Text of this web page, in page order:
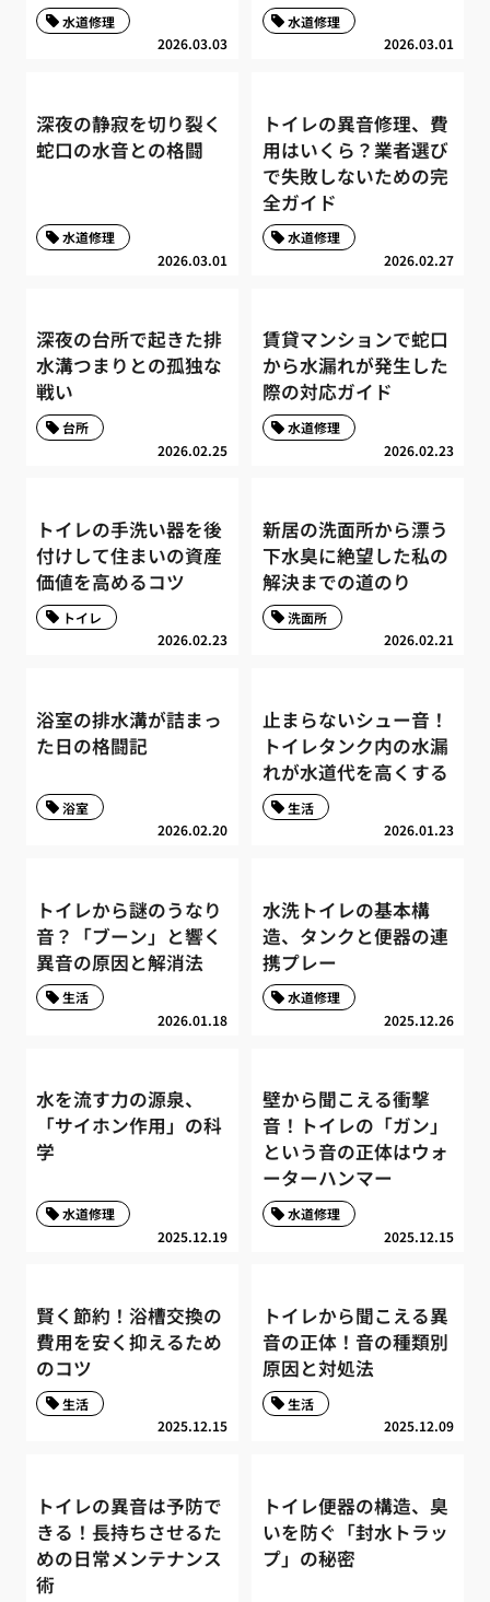
2026.03.03
水道修理
2026.03.01
水道修理
深夜の静寂を切り裂く
蛇口の水音との格闘
2026.03.01
水道修理
トイレの異音修理、費
用はいくら？業者選び
で失敗しないための完
全ガイド
2026.02.27
水道修理
深夜の台所で起きた排
水溝つまりとの孤独な
戦い
2026.02.25
台所
賃貸マンションで蛇口
から水漏れが発生した
際の対応ガイド
2026.02.23
水道修理
トイレの手洗い器を後
付けして住まいの資産
価値を高めるコツ
2026.02.23
トイレ
新居の洗面所から漂う
下水臭に絶望した私の
解決までの道のり
2026.02.21
洗面所
浴室の排水溝が詰まっ
た日の格闘記
2026.02.20
浴室
止まらないシュー音！
トイレタンク内の水漏
れが水道代を高くする
2026.01.23
生活
トイレから謎のうなり
音？「ブーン」と響く
異音の原因と解消法
2026.01.18
生活
水洗トイレの基本構
造、タンクと便器の連
携プレー
2025.12.26
水道修理
水を流す力の源泉、
「サイホン作用」の科
学
2025.12.19
水道修理
壁から聞こえる衝撃
音！トイレの「ガン」
という音の正体はウォ
ーターハンマー
2025.12.15
水道修理
賢く節約！浴槽交換の
費用を安く抑えるため
のコツ
2025.12.15
生活
トイレから聞こえる異
音の正体！音の種類別
原因と対処法
2025.12.09
生活
トイレの異音は予防で
きる！長持ちさせるた
めの日常メンテナンス
術
トイレ便器の構造、臭
いを防ぐ「封水トラッ
プ」の秘密